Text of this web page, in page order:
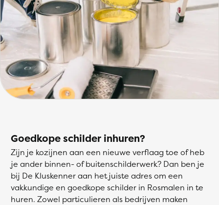
Goedkope schilder inhuren?
Zijn je kozijnen aan een nieuwe verflaag toe of heb
je ander binnen- of buitenschilderwerk? Dan ben je
bij De Kluskenner aan het juiste adres om een
vakkundige en goedkope schilder in Rosmalen in te
huren. Zowel particulieren als bedrijven maken